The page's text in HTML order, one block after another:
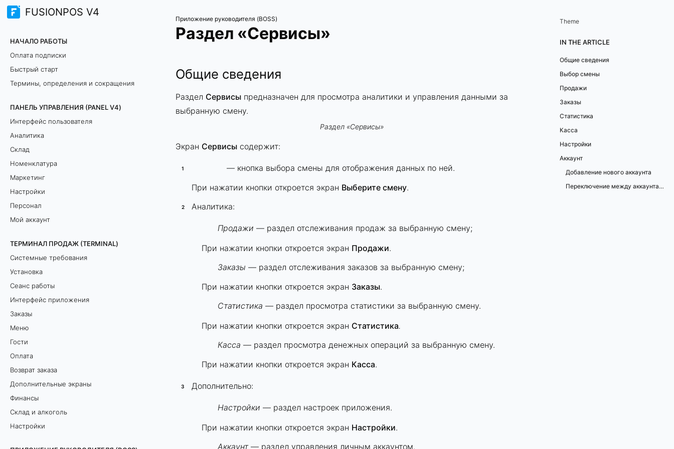
FUSIONPOS V4
НАЧАЛО РАБОТЫ
Оплата подписки
Быстрый старт
Термины, определения и сокращения
ПАНЕЛЬ УПРАВЛЕНИЯ (PANEL V4)
Интерфейс пользователя
Аналитика
Склад
Номенклатура
Маркетинг
Настройки
Персонал
Мой аккаунт
ТЕРМИНАЛ ПРОДАЖ (TERMINAL)
Системные требования
Установка
Сеанс работы
Интерфейс приложения
Заказы
Меню
Гости
Оплата
Возврат заказа
Дополнительные экраны
Финансы
Склад и алкоголь
Настройки
Приложение руководителя (BOSS)
Раздел «Сервисы»
Общие сведения
Раздел Сервисы предназначен для просмотра аналитики и управления данными за
выбранную смену.
Раздел «Сервисы»
Экран Сервисы содержит:
— кнопка выбора смены для отображения данных по ней.
При нажатии кнопки откроется экран Выберите смену.
Аналитика:
Продажи — раздел отслеживания продаж за выбранную смену;
При нажатии кнопки откроется экран Продажи.
Заказы — раздел отслеживания заказов за выбранную смену;
При нажатии кнопки откроется экран Заказы.
Статистика — раздел просмотра статистики за выбранную смену.
При нажатии кнопки откроется экран Статистика.
Касса — раздел просмотра денежных операций за выбранную смену.
При нажатии кнопки откроется экран Касса.
Дополнительно:
Настройки — раздел настроек приложения.
При нажатии кнопки откроется экран Настройки.
Аккаунт— раздел управления личным аккаунтом.
Theme
IN THE ARTICLE
Общие сведения
Выбор смены
Продажи
Заказы
Статистика
Касса
Настройки
Аккаунт
Добавление нового аккаунта
Переключение между аккаунтами